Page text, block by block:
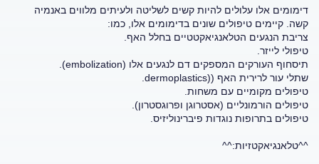
דימומים אלו עלולים להיות קשים לשליטה ולעיתים מלווים באנמיה
קשה. קיימים טיפולים שונים בדימומים אלו, כמו:
צריבת הנגעים הטלאנגיאקטטיים בחלל האף.
טיפולי לייזר.
תיסחוף העורקים המספקים דם לנגעים אלו (embolization).
שתלי עור לרירית האף ((dermoplastics.
טיפולים מקומיים עם משחות.
טיפולים הורמונליים (אסטרוגן ופרוגסטרון).
טיפולים בתרופות נוגדות פיברינוליזיס.
^^טלאנגיאקטזיות:^^